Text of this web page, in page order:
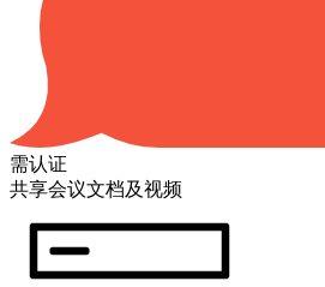
需认证
共享会议文档及视频